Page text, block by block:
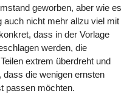
geworben, aber wie es
nicht mehr allzu viel mit
dass in der Vorlage
werden, die
extrem überdreht und
die wenigen ernsten
passen möchten.